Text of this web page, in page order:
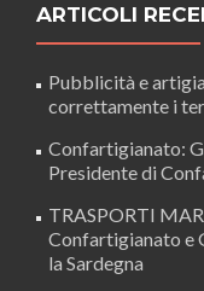
ARTICOLI
Pubblicità e
correttamente i
Confartigianato:
Presidente di
TRASPORTI
Confartigianato e
la Sardegna